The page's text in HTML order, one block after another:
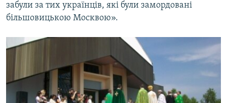
забули за тих українців, які були замордовані
більшовицькою Москвою».